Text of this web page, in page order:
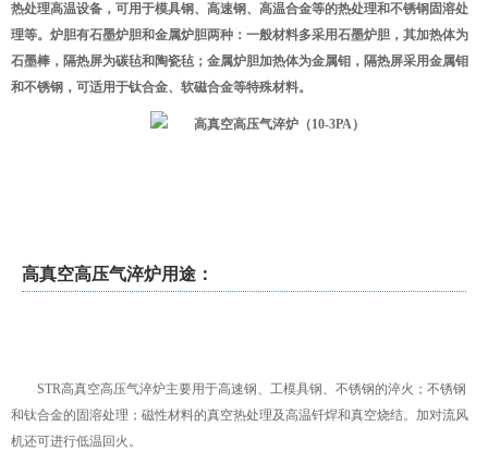
热处理高温设备，可用于模具钢、高速钢、高温合金等的热处理和不锈钢固溶处
理等。炉胆有石墨炉胆和金属炉胆两种：一般材料多采用石墨炉胆，其加热体为
石墨棒，隔热屏为碳毡和陶瓷毡；金属炉胆加热体为金属钼，隔热屏采用金属钼
和不锈钢，可适用于钛合金、软磁合金等特殊材料。
高真空高压气淬炉用途：
STR高真空高压气淬炉主要用于高速钢、工模具钢、不锈钢的淬火；不锈钢
和钛合金的固溶处理；磁性材料的真空热处理及高温钎焊和真空烧结。加对流风
机还可进行低温回火。